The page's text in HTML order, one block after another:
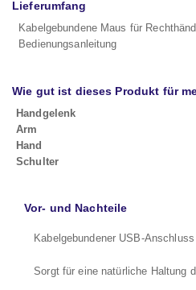
Lieferumfang
Kabelgebundene Maus für
Bedienungsanleitung
Wie gut ist dieses Produkt für
Handgelenk
Arm
Hand
Schulter
Vor- und Nachteile
Kabelgebundener USB-
Sorgt für eine natürliche Haltung